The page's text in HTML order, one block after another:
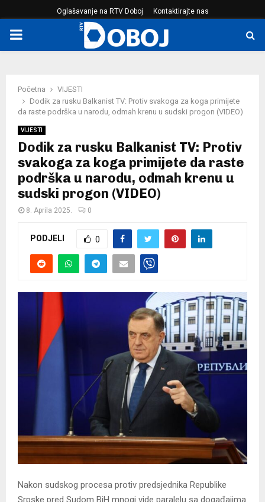
Oglašavanje na RTV Doboj Kontaktirajte nas
PRIMARY
Početna
VIJESTI
Dodik za rusku Balkanist TV: Protiv svakoga za koga primijete
da raste podrška u narodu, odmah krenu u sudski progon (VIDEO)
VIJESTI
Dodik za rusku Balkanist TV: Protiv
svakoga za koga primijete da raste
podrška u narodu, odmah krenu u
sudski progon (VIDEO)
8. Aprila 2025. 0
PODJELI 0
Nakon sudskog procesa protiv predsjednika Republike
Srpske pred Sudom BiH mnogi vide paralelu sa događajima